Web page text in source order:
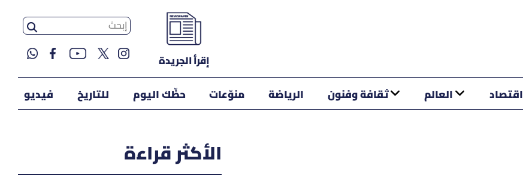
إقرأ الجريدة
اقتصاد العالم ثقافة وفنون الرياضة منوّعات حظّك اليوم للتاريخ فيديو
الأكثر قراءة